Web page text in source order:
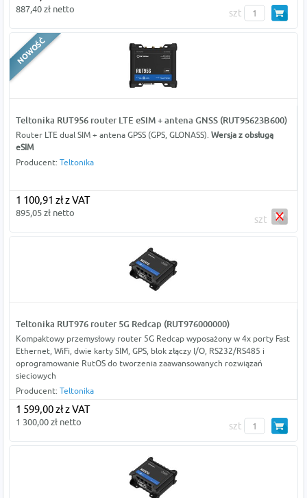
887,40 zł netto szt
Teltonika RUT956 router LTE eSIM + antena GNSS (RUT95623B600)
Router LTE dual SIM + antena GPSS (GPS, GLONASS). Wersja z obsługą
eSIM
Producent: Teltonika
1 100,91 zł z VAT
895,05 zł netto
szt
Teltonika RUT976 router 5G Redcap (RUT976000000)
Kompaktowy przemysłowy router 5G Redcap wyposażony w 4x porty Fast
Ethernet, WiFi, dwie karty SIM, GPS, blok złączy I/O, RS232/RS485 i
oprogramowanie RutOS do tworzenia zaawansowanych rozwiązań
sieciowych
Producent: Teltonika
1 599,00 zł z VAT
1 300,00 zł netto szt